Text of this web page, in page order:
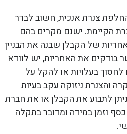
צנרת אנכית, חשוב לברר
הקיימת. ישנם מקרים בהם
של הקבלן שבנה את הבניין
את האחריות, יש לוודא
בעלויות או להקל על
והצנרת ניזוקה עקב בעיות
לתבוע את הקבלן או את חברת
וזמן במידה ומדובר בתקלה